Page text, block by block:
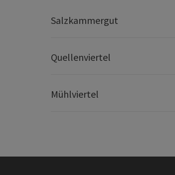
Salzkammergut
Quellenviertel
Mühlviertel